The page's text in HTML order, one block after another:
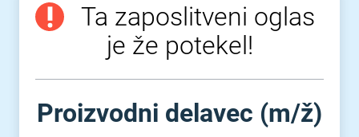
Ta zaposlitveni oglas
je že potekel!
Proizvodni delavec (m⁠/⁠ž)